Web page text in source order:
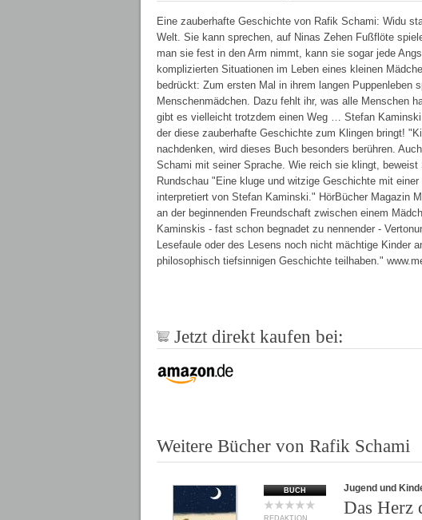
Eine zauberhafte Geschichte von Rafik Schami: Widu
Welt. Sie kann sprechen, auf Ninas Zehen Fußflöte
man sie fest in den Arm nimmt, kann sie sogar jede
komplizierten Situationen im Leben eines kleinen
bedrückt: Zum ersten Mal in ihrem langen Puppenleben
Menschenmädchen. Dazu fehlt ihr, was alle Menschen
gibt es vielleicht trotzdem einen Weg … Stefan
der diese zauberhafte Geschichte zum Klingen bringt!
nachdenken, wird dieses Buch besonders berühren.
Schami mit seiner Sprache. Wie reich sie klingt,
Rundschau "Eine kluge und witzige Geschichte mit
interpretiert von Stefan Kaminski." HörBücher Magazin
an der beginnenden Freundschaft zwischen einem
Kaminskis - fast schon begnadet zu nennender -
Lesefaule oder des Lesens noch nicht mächtige Kinder
philosophisch tiefsinnigen Geschichte teilhaben."
Jetzt direkt kaufen bei:
Weitere Bücher von Rafik Schami
BUCH
REDAKTION
Jugend und
Das Herz